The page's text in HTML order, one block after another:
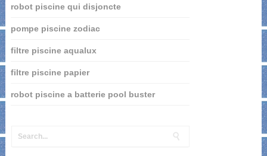
robot piscine qui disjoncte
pompe piscine zodiac
filtre piscine aqualux
filtre piscine papier
robot piscine a batterie pool buster